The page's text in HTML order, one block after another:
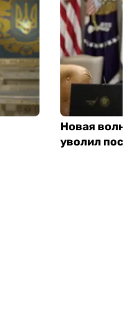
Новая
уволил